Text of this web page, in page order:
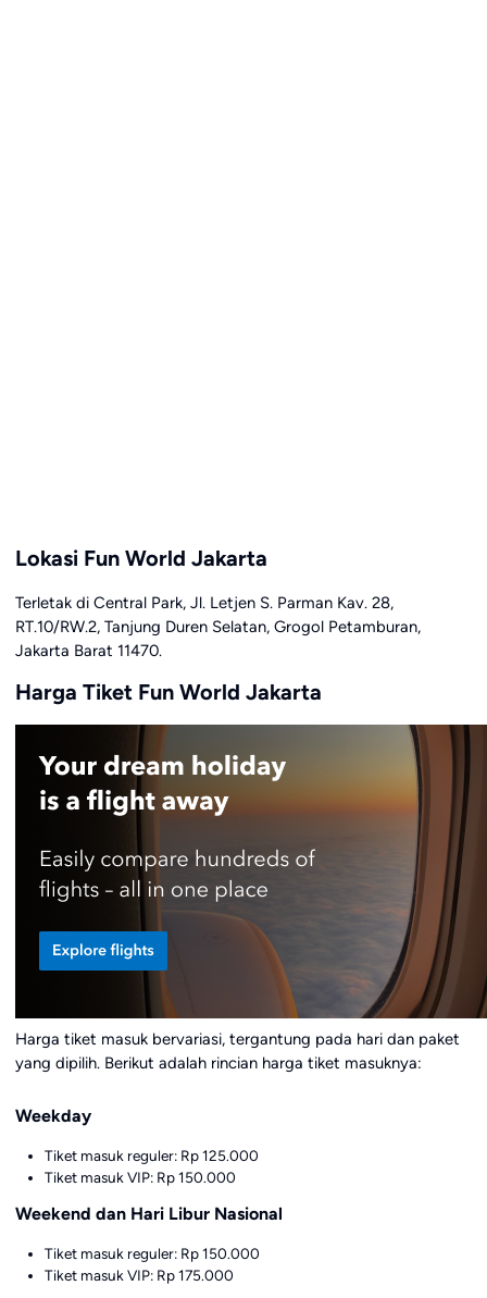
Lokasi Fun World Jakarta
Terletak di Central Park, Jl. Letjen S. Parman Kav. 28,
RT.10/RW.2, Tanjung Duren Selatan, Grogol Petamburan,
Jakarta Barat 11470.
Harga Tiket Fun World Jakarta
Harga tiket masuk bervariasi, tergantung pada hari dan paket
yang dipilih. Berikut adalah rincian harga tiket masuknya:
Weekday
Tiket masuk reguler: Rp 125.000
Tiket masuk VIP: Rp 150.000
Weekend dan Hari Libur Nasional
Tiket masuk reguler: Rp 150.000
Tiket masuk VIP: Rp 175.000